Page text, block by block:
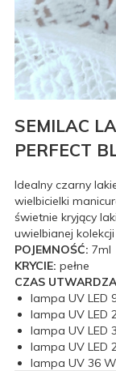
SEMILAC
PERFECT
Idealny czarny
wielbicielki
świetnie kryjący
uwielbianej
POJEMNOŚĆ: 7ml
KRYCIE: pełne
CZAS
lampa UV LED
lampa UV LED
lampa UV LED
lampa UV LED
lampa UV 36